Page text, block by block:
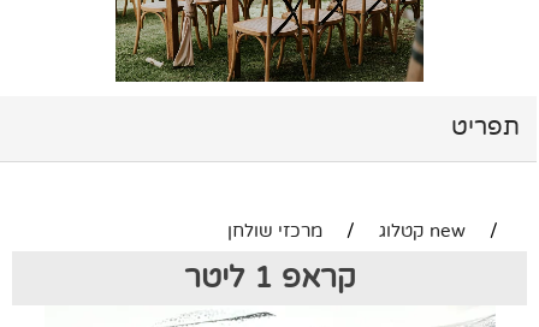
תפריט
/ new קטלוג / מרכזי שולחן
קראפ 1 ליטר